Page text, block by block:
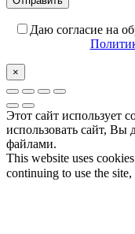
Даю согласие на
×
Этот сайт использует
использовать сайт, Вы
файлами.
This website uses
continuing to use the